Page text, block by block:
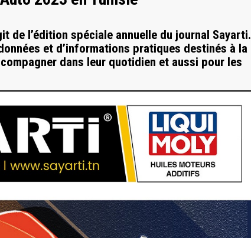
de l’édition spéciale annuelle du journal Sayarti.
et d’informations pratiques destinés à la
dans leur quotidien et aussi pour les